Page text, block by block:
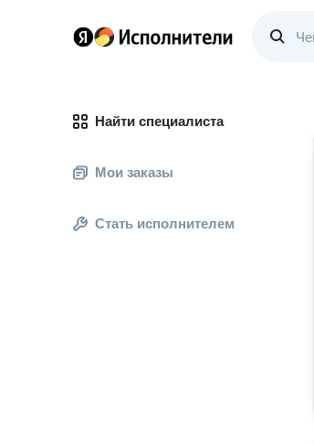
Найти специалиста
Мои заказы
Стать исполнителем